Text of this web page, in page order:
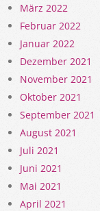
März 2022
Februar 2022
Januar 2022
Dezember 2021
November 2021
Oktober 2021
September 2021
August 2021
Juli 2021
Juni 2021
Mai 2021
April 2021